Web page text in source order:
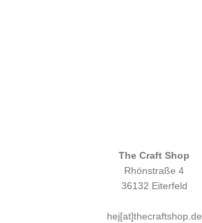
The Craft Shop
Rhönstraße 4
36132 Eiterfeld
hej[at]thecraftshop.de